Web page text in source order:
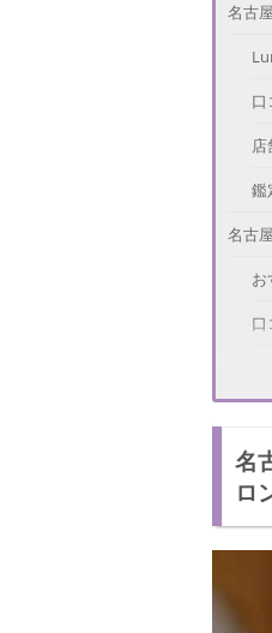
名古
口
店
鑑
名古
お
口
名古
お
口
名
ロ